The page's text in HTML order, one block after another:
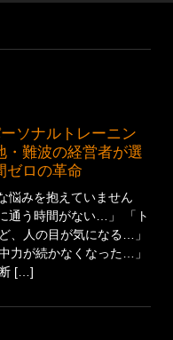
・難波の経営者が選
ゼロの革命
悩みを抱えていません
通う時間がない…」 「ト
、人の目が気になる…」
力が続かなくなった…」
断 […]